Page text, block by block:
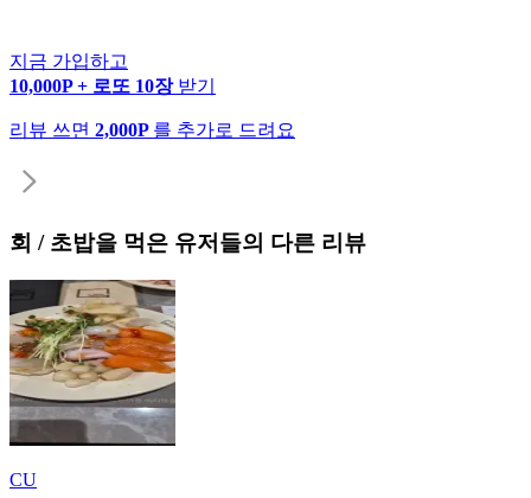
지금 가입하고
10,000P + 로또 10장 받기
리뷰 쓰면 2,000P 를 추가로 드려요
회 / 초밥을 먹은 유저들의 다른 리뷰
CU